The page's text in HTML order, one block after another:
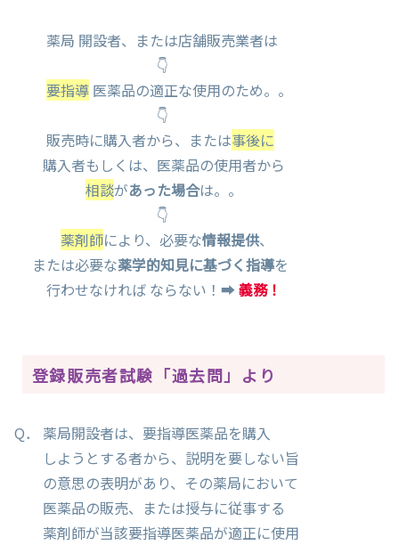
薬局 開設者、または店舗販売業者は
👇
要指導 医薬品の適正な使用のため。。
👇
販売時に購入者から、または事後に
購入者もしくは、医薬品の使用者から
相談があった場合は。。
👇
薬剤師により、必要な情報提供、
または必要な薬学的知見に基づく指導を
行わせなければ ならない！➡義務！
登録販売者試験「過去問」より
Q． 薬局開設者は、要指導医薬品を購入
しようとする者から、説明を要しない旨
の意思の表明があり、その薬局において
医薬品の販売、または授与に従事する
薬剤師が当該要指導医薬品が適正に使用